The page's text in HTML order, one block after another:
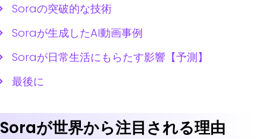
Soraの突破的な技術
Soraが生成したAI動画事例
Soraが日常生活にもらたす影響【予測】
最後に
Soraが世界から注目される理由